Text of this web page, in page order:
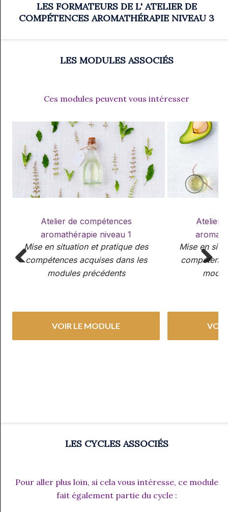
LES FORMATEURS DE L' ATELIER DE
COMPÉTENCES AROMATHÉRAPIE NIVEAU 3
LES MODULES ASSOCIÉS
Ces modules peuvent vous intéresser
Atelier de compétences
aromathérapie niveau 1
Mise en situation et pratique des
compétences acquises dans les
modules précédents
VOIR LE MODULE
Atelier
Mise en
LES CYCLES ASSOCIÉS
Pour aller plus loin, si cela vous intéresse, ce module
fait également partie du cycle :